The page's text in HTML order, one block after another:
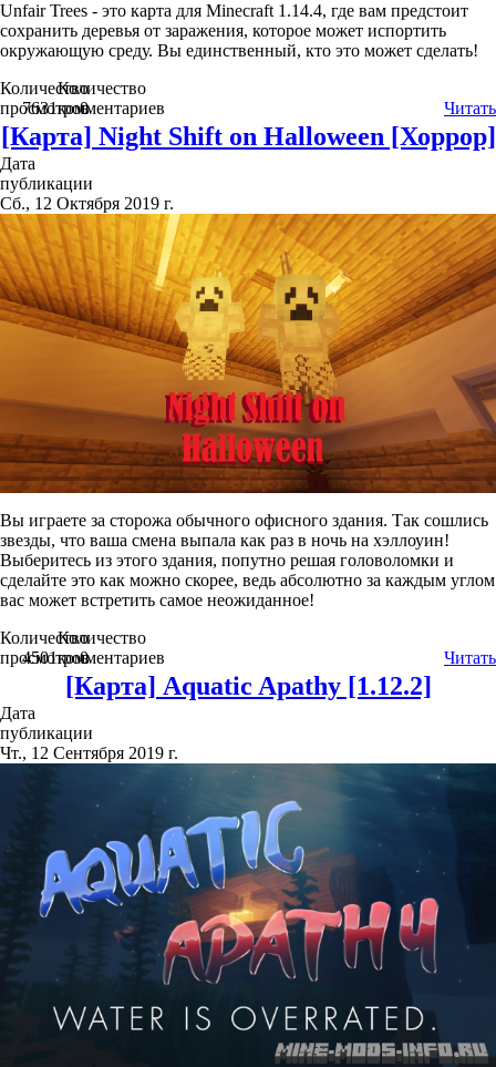
Unfair Trees - это карта для Minecraft 1.14.4, где вам предстоит
сохранить деревья от заражения, которое может испортить
окружающую среду. Вы единственный, кто это может сделать!
Количество
просмотров
7631
Количество
комментариев
0 Читать
[Карта] Night Shift on Halloween [Хоррор]
Дата
публикации
Сб., 12 Октября 2019 г.
Вы играете за сторожа обычного офисного здания. Так сошлись
звезды, что ваша смена выпала как раз в ночь на хэллоуин!
Выберитесь из этого здания, попутно решая головоломки и
сделайте это как можно скорее, ведь абсолютно за каждым углом
вас может встретить самое неожиданное!
Количество
просмотров
4501
Количество
комментариев
0 Читать
[Карта] Aquatic Apathy [1.12.2]
Дата
публикации
Чт., 12 Сентября 2019 г.